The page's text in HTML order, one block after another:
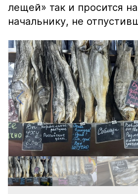
лещей» так и просится
начальнику, не